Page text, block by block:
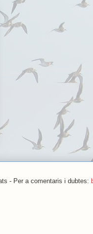
- Per a comentaris i dubtes: